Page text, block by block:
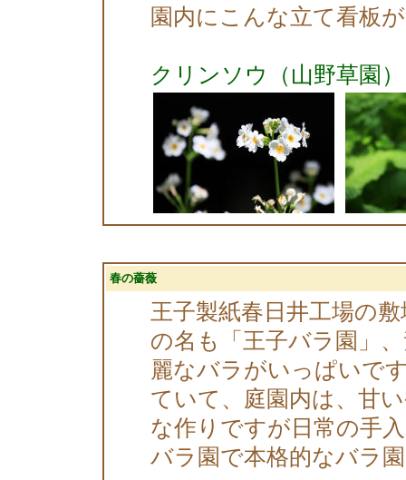
園内にこんな立て看板
クリンソウ（山野草園）
春の薔薇
王子製紙春日井工場の
の名も「王子バラ園」
麗なバラがいっぱいで
ていて、庭園内は、甘
な作りですが日常の手
バラ園で本格的なバラ